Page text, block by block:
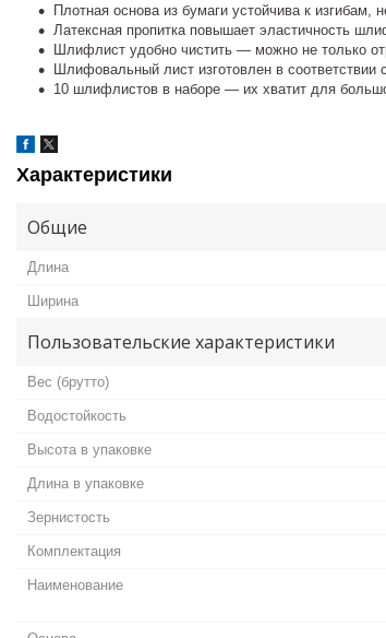
Плотная основа из бумаги устойчива к изгибам,
Латексная пропитка повышает эластичность
Шлифлист удобно чистить — можно не только
Шлифовальный лист изготовлен в
10 шлифлистов в наборе — их хватит для
Характеристики
Общие
Длина
Ширина
Пользовательские характеристики
Вес (брутто)
Водостойкость
Высота в упаковке
Длина в упаковке
Зернистость
Комплектация
Наименование